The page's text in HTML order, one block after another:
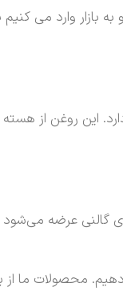
وارد می کنیم
این روغن از
عرضه می‌شود
محصولات ما از